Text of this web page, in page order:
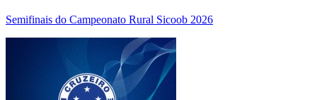
Semifinais do Campeonato Rural Sicoob 2026